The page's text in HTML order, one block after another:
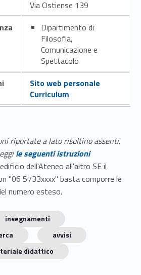
Via Ostiense 139
Dipartimento di
Filosofia,
Comunicazione e
Spettacolo
Sito web personale
Curriculum
riportate a lato risultino assenti,
le seguenti istruzioni
dell'Ateneo all'altro SE il
"06 5733xxxx" basta comporre le
numero esteso.
insegnamenti
avvisi
didattico